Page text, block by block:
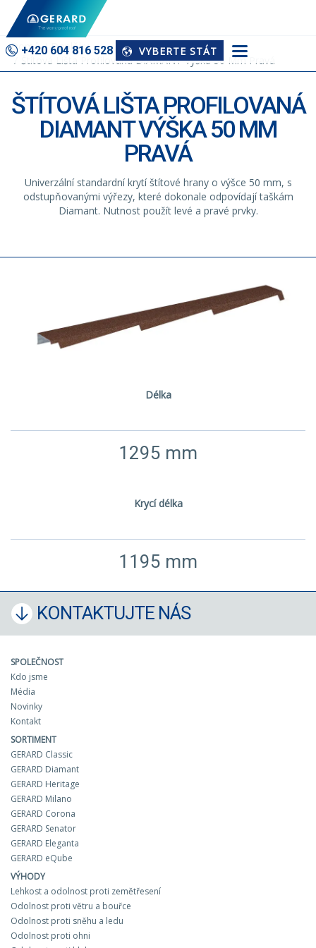
+420 604 816 528 VYBERTE STÁT
Domů
Doplňky
Štítová Lišta Profilovaná DIAMANT Výška 50 Mm Pravá
ŠTÍTOVÁ LIŠTA PROFILOVANÁ
DIAMANT VÝŠKA 50 MM
PRAVÁ
Univerzální standardní krytí štítové hrany o výšce 50 mm, s
odstupňovanými výřezy, které dokonale odpovídají taškám
Diamant. Nutnost použít levé a pravé prvky.
Délka
1295 mm
Krycí délka
1195 mm
KONTAKTUJTE NÁS
SPOLEČNOST
Kdo jsme
Média
Novinky
Kontakt
SORTIMENT
GERARD Classic
GERARD Diamant
GERARD Heritage
GERARD Milano
GERARD Corona
GERARD Senator
GERARD Eleganta
GERARD eQube
VÝHODY
Lehkost a odolnost proti zemětřesení
Odolnost proti větru a bouřce
Odolnost proti sněhu a ledu
Odolnost proti ohni